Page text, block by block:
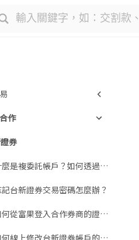
知
易商品
規則說明
名詞大全
與融資融券
作
券
什麼是複委託帳戶？如何透過富果合作券商下單複委託？
記台新證券交易密碼怎麼辦？
如何從富果登入合作券商的證券帳戶？
如何線上修改台新證券帳戶的基本資料與通訊地址？